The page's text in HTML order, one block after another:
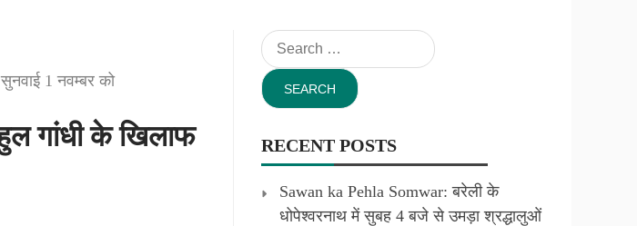
1 नवम्बर को
गांधी के खिलाफ
Search
for:
RECENT POSTS
Sawan ka Pehla Somwar: बरेली के
धोपेश्वरनाथ में सुबह 4 बजे से उमड़ा श्रद्धालुओं